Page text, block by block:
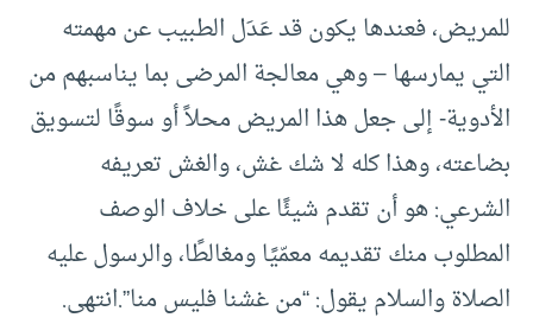
للمريض، فعندها يكون قد عَدَل الطبيب عن مهمته
التي يمارسها – وهي معالجة المرضى بما يناسبهم من
الأدوية- إلى جعل هذا المريض محلاً أو سوقًا لتسويق
بضاعته، وهذا كله لا شك غش، والغش تعريفه
الشرعي: هو أن تقدم شيئًا على خلاف الوصف
المطلوب منك تقديمه معمّيًا ومغالطًا، والرسول عليه
الصلاة والسلام يقول: “من غشنا فليس منا”.انتهى.